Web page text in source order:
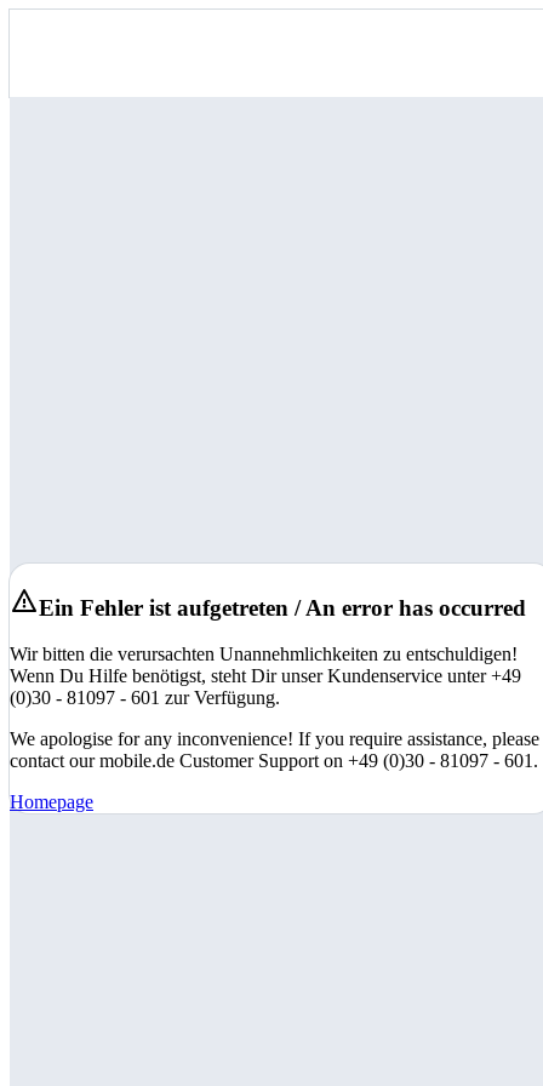
Ein Fehler ist aufgetreten / An error has occurred
Wir bitten die verursachten Unannehmlichkeiten zu entschuldigen!
Wenn Du Hilfe benötigst, steht Dir unser Kundenservice unter +49
(0)30 - 81097 - 601 zur Verfügung.
We apologise for any inconvenience! If you require assistance, please
contact our mobile.de Customer Support on +49 (0)30 - 81097 - 601.
Homepage